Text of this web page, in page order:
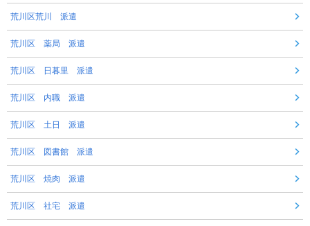
荒川区荒川 派遣
荒川区 薬局 派遣
荒川区 日暮里 派遣
荒川区 内職 派遣
荒川区 土日 派遣
荒川区 図書館 派遣
荒川区 焼肉 派遣
荒川区 社宅 派遣